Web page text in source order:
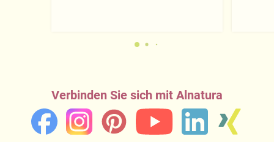
Verbinden Sie sich mit Alnatura